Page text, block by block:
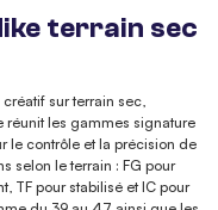
terrain sec
sur terrain sec,
réunit les gammes signature
le contrôle et la précision de
selon le terrain : FG pour
TF pour stabilisé et IC pour